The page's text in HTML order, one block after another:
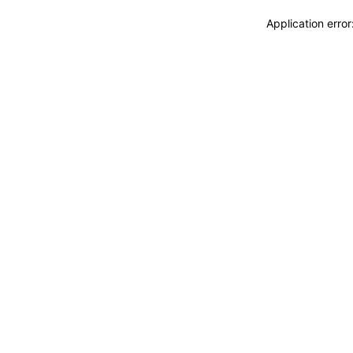
Application